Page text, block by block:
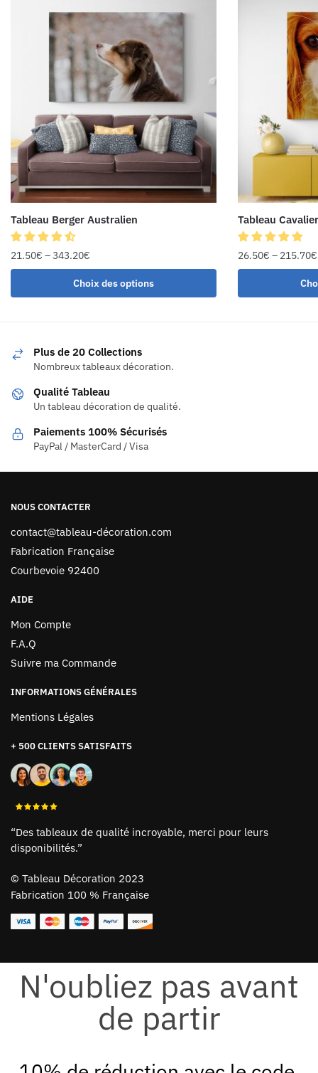
Tableau Berger Australien
21.50€ –343.20€
Choix des options
Tableau
26.50€ – 215.70€
Plus de 20 Collections
Nombreux tableaux décoration.
Qualité Tableau
Un tableau décoration de qualité.
Paiements 100% Sécurisés
PayPal / MasterCard / Visa
NOUS CONTACTER
contact@tableau-décoration.com
Fabrication Française
Courbevoie 92400
AIDE
Mon Compte
F.A.Q
Suivre ma Commande
INFORMATIONS GÉNÉRALES
Mentions Légales
+ 500 CLIENTS SATISFAITS
“Des tableaux de qualité incroyable, merci pour leurs
disponibilités.”
© Tableau Décoration 2023
Fabrication 100 % Française
N'oubliez pas avant
de partir